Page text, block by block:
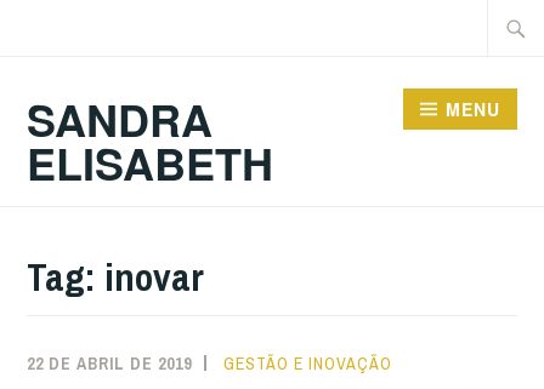
SANDRA
ELISABETH
MENU
Tag: inovar
22 DE ABRIL DE 2019 GESTÃO E INOVAÇÃO